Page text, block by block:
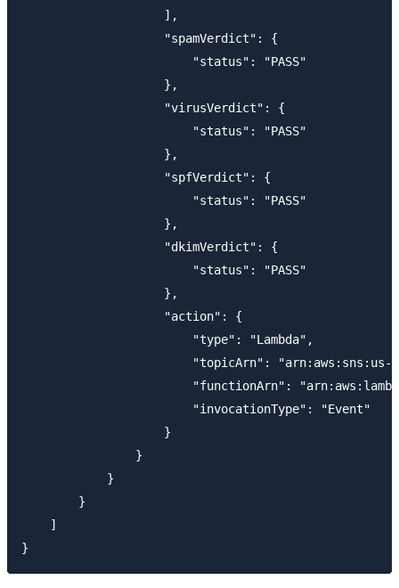
                    ],
                    "spamVerdict": {
                        "status": "PASS"
                    },
                    "virusVerdict": {
                        "status": "PASS"
                    },
                    "spfVerdict": {
                        "status": "PASS"
                    },
                    "dkimVerdict": {
                        "status": "PASS"
                    },
                    "action": {
                        "type": "Lambda",
"topicArn":
"functionArn":
                        "invocationType": "Event"
                    }
                }
            }
        }
    ]